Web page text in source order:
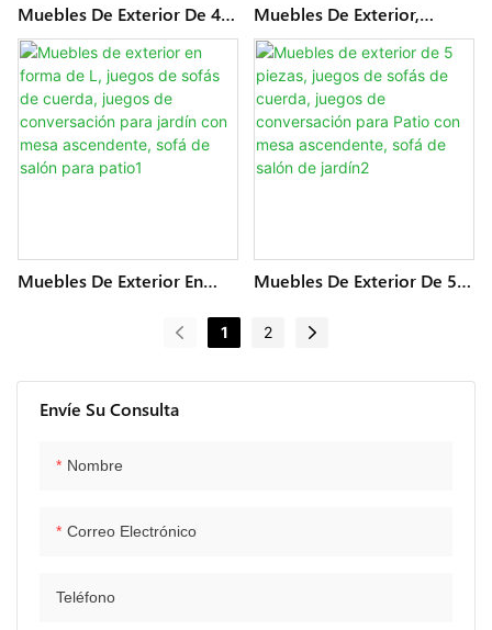
Envíe Su Consulta
Nombre
Correo Electrónico
Teléfono
Muebles De Exterior De 4
Piezas, Juegos De Sofás
Impermeables, Juegos De
Sofás De Cuerda Para
Jardín, Sofá De
Conversación Con Mesa De
Centro
Muebles De Exterior,
Juegos De Sofás Con
Cuerda De 5 Asientos,
Juegos De Conversación
Para Jardín, Sofá Para Patio
Con Mesa De Centro, Sofá
De Salón Para Patio De
Estilo Moderno1
Muebles De Exterior En
Sofás De Cuerda, Juegos
De Conversación Para
Ascendente, Sofá De Salón
Para Patio1
Muebles De Exterior De 5
Cuerda, Juegos De
Conversación Para Patio
Sofá De Salón De Jardín2
1 2